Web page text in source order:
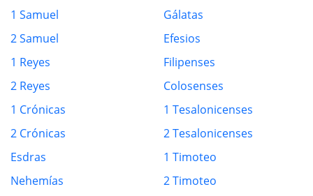
1 Samuel
2 Samuel
1 Reyes
2 Reyes
1 Crónicas
2 Crónicas
Esdras
Nehemías
Gálatas
Efesios
Filipenses
Colosenses
1 Tesalonicenses
2 Tesalonicenses
1 Timoteo
2 Timoteo